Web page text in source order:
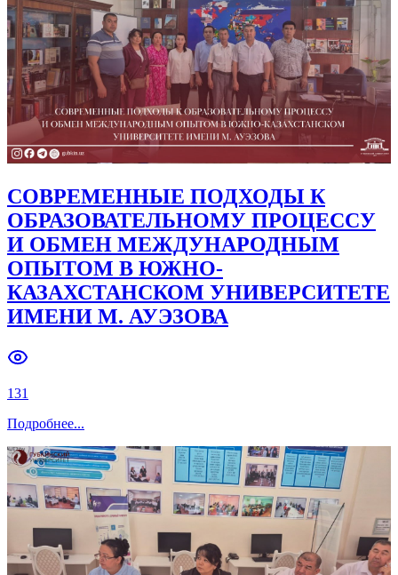
СОВРЕМЕННЫЕ ПОДХОДЫ К
ОБРАЗОВАТЕЛЬНОМУ ПРОЦЕССУ
И ОБМЕН МЕЖДУНАРОДНЫМ
ОПЫТОМ В ЮЖНО-
КАЗАХСТАНСКОМ УНИВЕРСИТЕТЕ
ИМЕНИ М. АУЭЗОВА
131
Подробнее...